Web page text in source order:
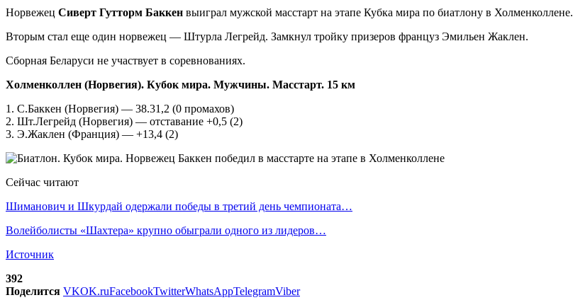
Норвежец Сиверт Гутторм Баккен выиграл мужской масстарт на этапе Кубка мира по биатлону в Холменколлене.
Вторым стал еще один норвежец — Штурла Легрейд. Замкнул тройку призеров француз Эмильен Жаклен.
Сборная Беларуси не участвует в соревнованиях.
Холменколлен (Норвегия). Кубок мира. Мужчины. Масстарт. 15 км
1. С.Баккен (Норвегия) — 38.31,2 (0 промахов)
2. Шт.Легрейд (Норвегия) — отставание +0,5 (2)
3. Э.Жаклен (Франция) — +13,4 (2)
Сейчас читают
Шиманович и Шкурдай одержали победы в третий день чемпионата…
Волейболисты «Шахтера» крупно обыграли одного из лидеров…
Источник
392
Поделится VKOK.ruFacebookTwitterWhatsAppTelegramViber